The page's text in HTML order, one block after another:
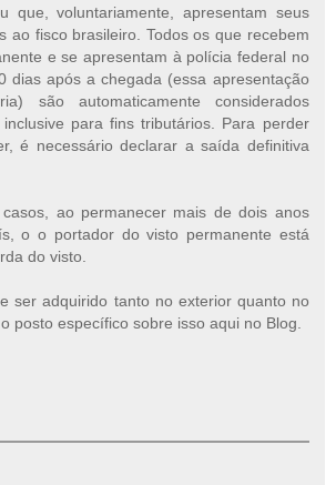
que, voluntariamente, apresentam seus
ao fisco brasileiro. Todos os que recebem
e se apresentam à polícia federal no
dias após a chegada (essa apresentação
são automaticamente considerados
inclusive para fins tributários. Para perder
é necessário declarar a saída definitiva
ao permanecer mais de dois anos
o o portador do visto permanente está
do visto.
ser adquirido tanto no exterior quanto no
posto específico sobre isso aqui no Blog.